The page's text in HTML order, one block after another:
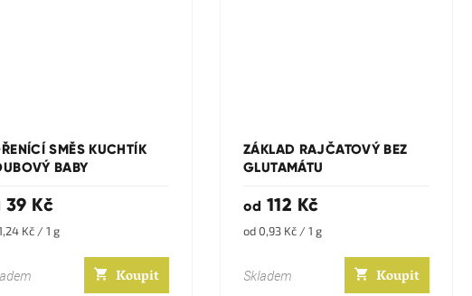
SMĚS KUCHTÍK
BABY
39 Kč
Kč / 1 g
Koupit
ZÁKLAD RAJČATOVÝ BEZ
GLUTAMÁTU
od 112 Kč
Měrná
od 0,93 Kč / 1 g
Skladem Koupit